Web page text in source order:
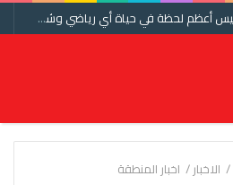
محمد حشيش : مقابلة الرئيس أعظم لحظة في حياة أي رياضي وشكرا اتحاد الكرة ومنتخب مصر
/ الاخبار/ اخبار المنطقة